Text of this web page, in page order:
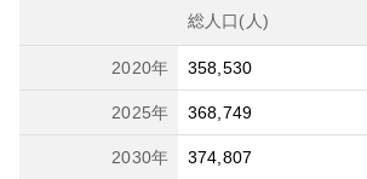
総人口(人)
2020年 358,530
2025年 368,749
2030年 374,807